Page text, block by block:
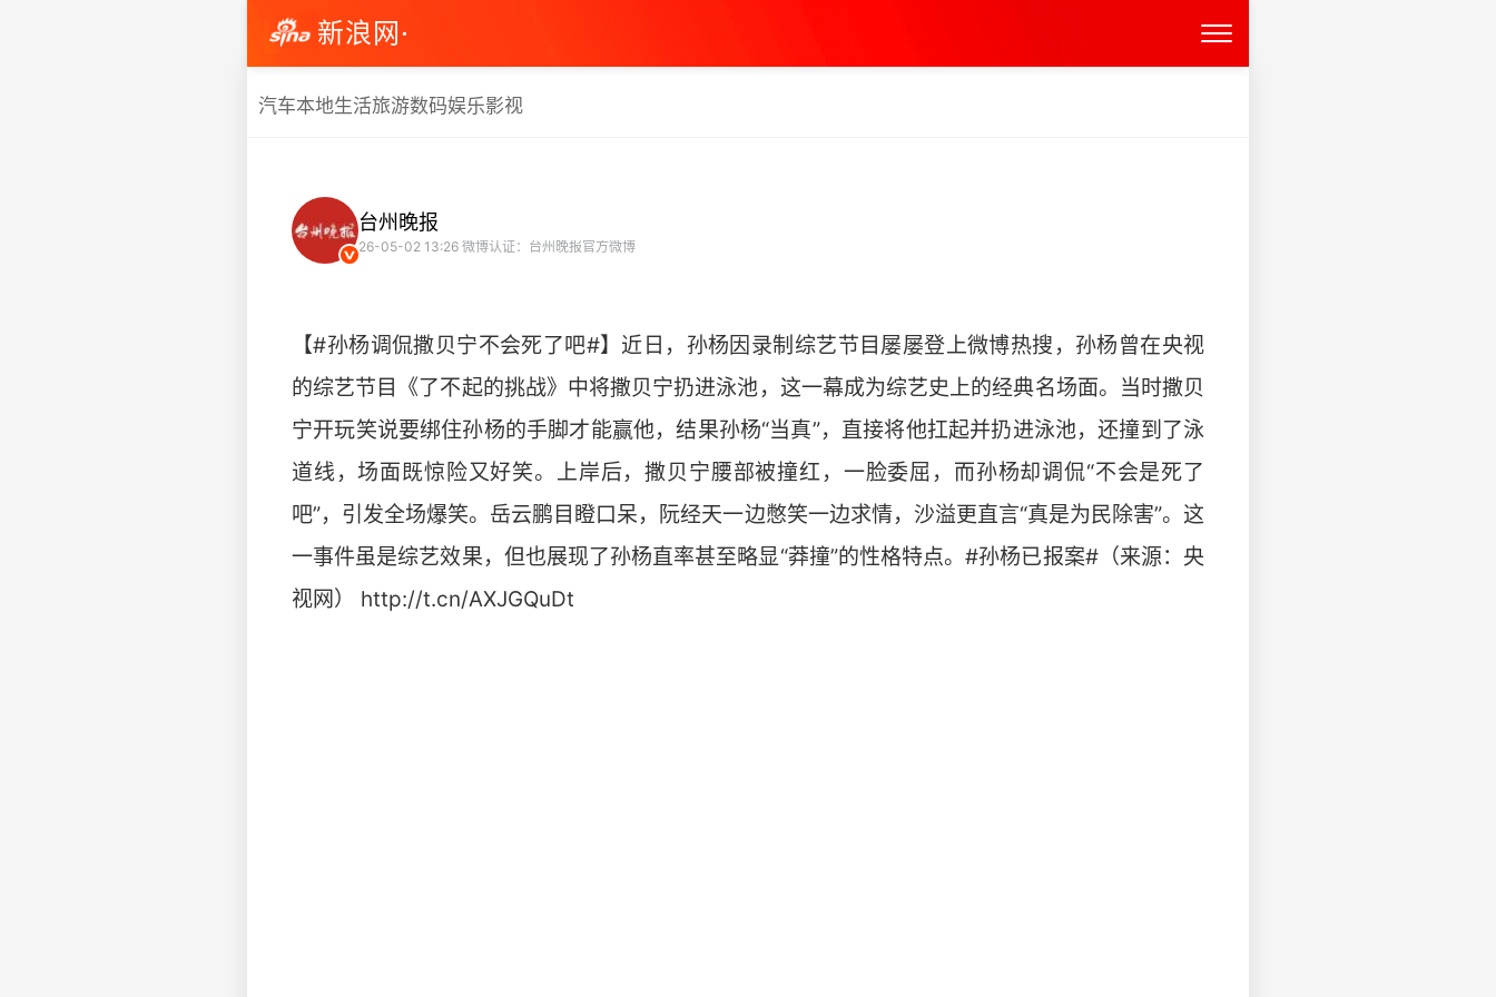
新浪网·
汽车本地生活旅游数码娱乐影视
台州晚报
26-05-02 13:26 微博认证：台州晚报官方微博
【#孙杨调侃撒贝宁不会死了吧#】近日，孙杨因录制综艺节目屡屡登上微博热搜，孙杨曾在央视
的综艺节目《了不起的挑战》中将撒贝宁扔进泳池‌，这一幕成为综艺史上的经典名场面。当时撒贝
宁开玩笑说要绑住孙杨的手脚才能赢他，结果孙杨“当真”，直接将他扛起并扔进泳池，还撞到了泳
道线，场面既惊险又好笑。上岸后，撒贝宁腰部被撞红，一脸委屈，而孙杨却调侃“不会是死了
吧”，引发全场爆笑。岳云鹏目瞪口呆，阮经天一边憋笑一边求情，沙溢更直言“真是为民除害”。这
一事件虽是综艺效果，但也展现了孙杨直率甚至略显“莽撞”的性格特点。#孙杨已报案#（来源：央
视网） http://t.cn/AXJGQuDt